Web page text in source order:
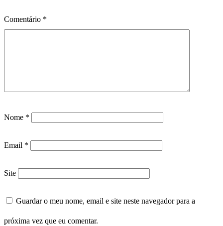
Comentário *
Nome *
Email *
Site
Guardar o meu nome, email e site neste navegador para a
próxima vez que eu comentar.